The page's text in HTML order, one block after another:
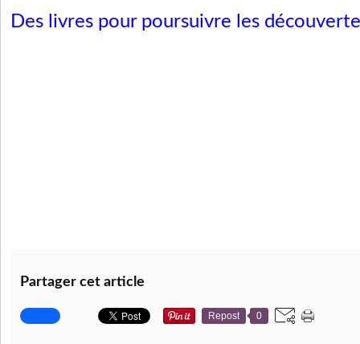
Des livres pour poursuivre les
Partager cet article
Repost 0